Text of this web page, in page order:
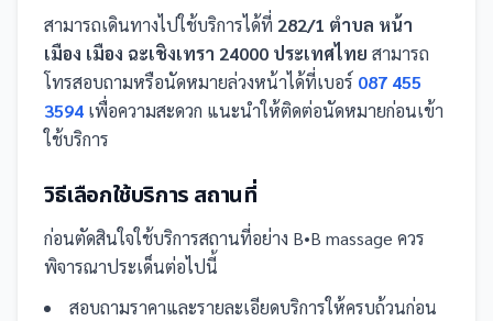
สามารถเดินทางไปใช้บริการได้ที่ 282/1 ตำบล หน้า
เมือง เมือง ฉะเชิงเทรา 24000 ประเทศไทย สามารถ
โทรสอบถามหรือนัดหมายล่วงหน้าได้ที่เบอร์ 087 455
3594 เพื่อความสะดวก แนะนำให้ติดต่อนัดหมายก่อนเข้า
ใช้บริการ
วิธีเลือกใช้บริการ สถานที่
ก่อนตัดสินใจใช้บริการสถานที่อย่าง B•B massage ควร
พิจารณาประเด็นต่อไปนี้
สอบถามราคาและรายละเอียดบริการให้ครบถ้วนก่อน